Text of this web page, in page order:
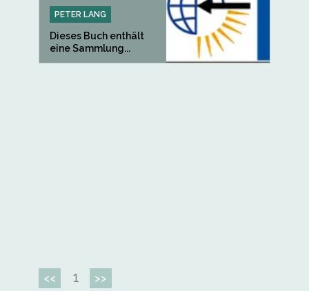
PETER LANG
Dieses Buch enthält
eine Sammlung...
<< 1 >>